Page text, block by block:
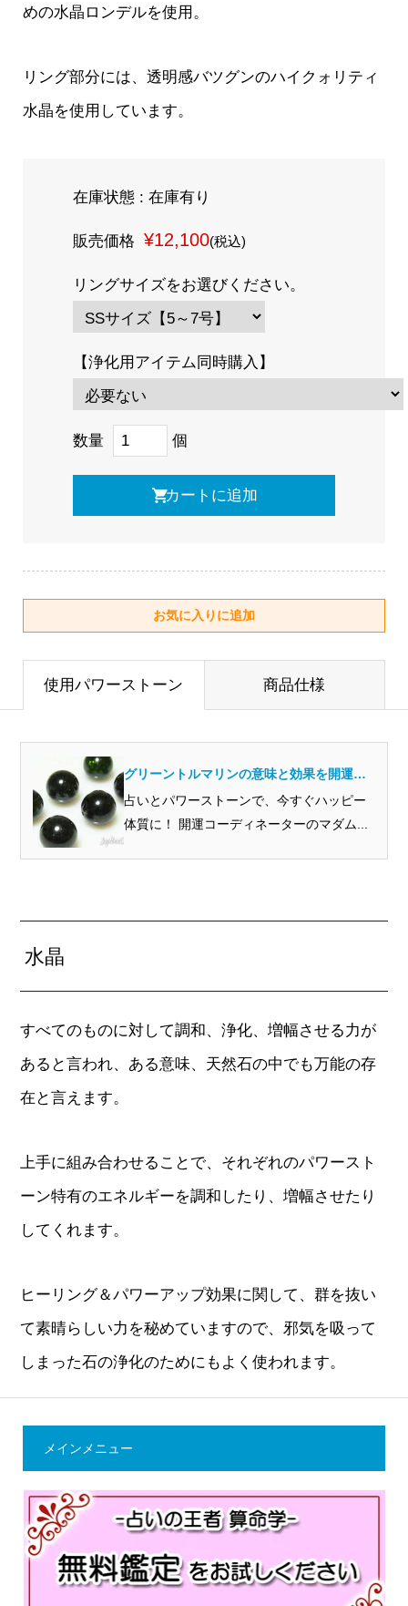
めの水晶ロンデルを使用。
リング部分には、透明感バツグンのハイクォリティ
水晶を使用しています。
在庫状態 : 在庫有り
販売価格 ¥12,100(税込)
リングサイズをお選びください。
【浄化用アイテム同時購入】
数量 個
使用パワーストーン 商品仕様
グリーントルマリンの意味と効果を開運の
プロから見ると？
占いとパワーストーンで、今すぐハッピー
体質に！ 開運コーディネーターのマダム...
水晶
すべてのものに対して調和、浄化、増幅させる力が
あると言われ、ある意味、天然石の中でも万能の存
在と言えます。
上手に組み合わせることで、それぞれのパワースト
ーン特有のエネルギーを調和したり、増幅させたり
してくれます。
ヒーリング＆パワーアップ効果に関して、群を抜い
て素晴らしい力を秘めていますので、邪気を吸って
しまった石の浄化のためにもよく使われます。
メインメニュー